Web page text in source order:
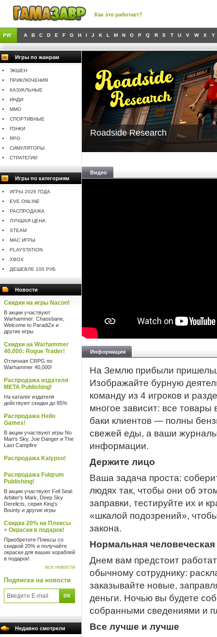
Как это работает?
A B C D E F G H I J K L M N O P Q R S T U V W X Y
Игры по жанрам
ЭКШЕН
ПРИКЛЮЧЕНИЯ
КАЗУАЛЬНЫЕ
ИНДИ
MMO
СПОРТИВНЫЕ
ГОНКИ
RPG
СИМУЛЯТОРЫ
СТРАТЕГИИ
Игры по категориям
ИГРЫ 2026 ГОДА
EVE ONLINE
РАСПРОДАЖА
ЛУЧШАЯ ЦЕНА
STEAM
MAC ИГРЫ
PLAYSTATION
XBOX
ДЕШЕВЛЕ 100 РУБ
Новости
Скидки на игры Nacon!
В акции участвуют
Warhammer: Chaosbane,
Welcome to ParadiZe и
другие игры
Скидки на Warhammer
40,000: Rogue Trader!
Отличная CRPG по
Warhammer 40,000!
Распродажа издателя
META Publishing!
На каталог издателя
действуют скидки до 85%
Распродажа Hello
Games!
В акции участвуют игры No
Man's Sky, Joe Danger и The
Last Campfire
Распродажа Kalypso!
Распродажа Fulqrum
Publishing!
В акции участвуют Fell Seal:
Arbiter's Mark, Deep Sky
Derelicts, серия King's
Bounty и другие игры
Скидка 20% на Плексы
+ Окраски в подарок!
Приобретите Плексы со
скидкой 20% и получайте
окраски для ваших кораблей
в подарок!
все новости
Подписка на новости
Недавно смотрели
Roadside Research
Видео
Информация
На Землю прибыли
Изображайте бурную
команду из 4 игроков и
многое зависит: все
баки клиентов — полны
свежей еды, а ваши
информации.
Держите лицо
Ваша задача проста:
людях так, чтобы они об
заправки, тестируйте их и
«шкалой подозрений»,
закона.
Нормальная человеческая
Днем вам предстоит
обычному сотруднику:
заказывайте новые,
деньги. Ночью вы будете
собранными сведениями и
Все лучше и лучше